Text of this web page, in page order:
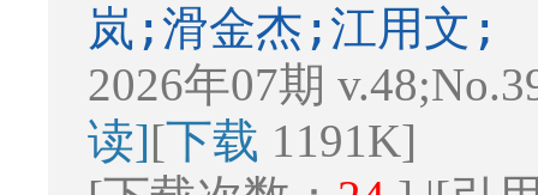
岚;滑金杰;江用文;
2026年07期
读][下载 1191K]